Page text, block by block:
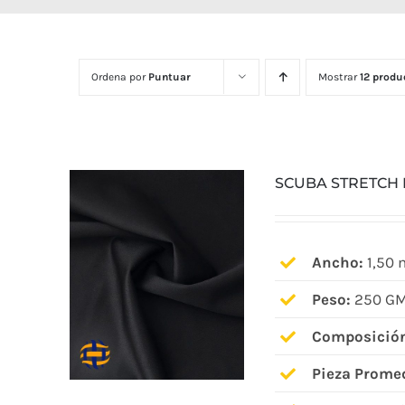
Ordena por Puntuar Mostrar12
SCUBA STRETCH
Ancho: 1,50
Peso: 250
Pieza